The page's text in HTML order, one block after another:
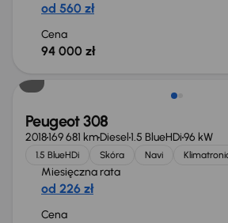
od 560 zł
Cena
94 000 zł
Peugeot 308
2018169 681 kmDiesel1.5 BlueHDi96 kW
1.5 BlueHDi Skóra Navi
Miesięczna rata
od 226 zł
Cena